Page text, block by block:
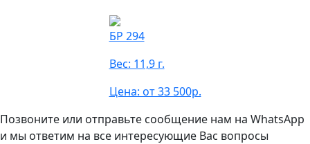
БР 294
Вес: 11,9 г.
Цена: от 33 500р.
Позвоните или отправьте сообщение нам на WhatsApp
и мы ответим на все интересующие Вас вопросы